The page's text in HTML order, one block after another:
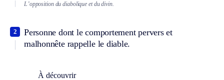
L’opposition du diabolique et du divin.
Personne dont le comportement pervers et
malhonnête rappelle le diable.
2
À découvrir